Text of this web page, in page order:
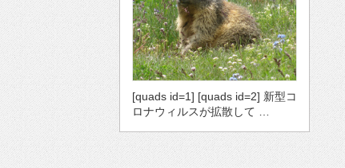
[quads id=1] [quads id=2] 新型コ
ロナウィルスが拡散して …